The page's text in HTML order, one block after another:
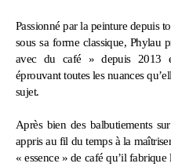
Passionné par la peinture depuis
sous sa forme classique, Phylau
avec du café » depuis 2013
éprouvant toutes les nuances
sujet.
Après bien des balbutiements
appris au fil du temps à la
« essence » de café qu’il